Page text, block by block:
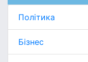
Політика
Бізнес